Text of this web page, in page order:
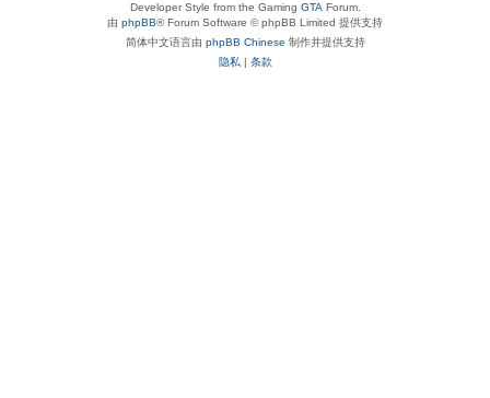
Developer Style from the Gaming GTA Forum.
由 phpBB® Forum Software © phpBB Limited 提供支持
简体中文语言由 phpBB Chinese 制作并提供支持
隐私 | 条款